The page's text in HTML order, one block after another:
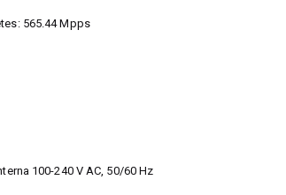
565.44 Mpps
100-240 V AC, 50/60 Hz